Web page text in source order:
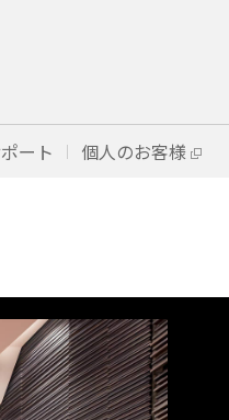
ート 個人のお客様